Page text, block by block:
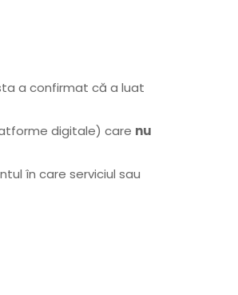
a confirmat că a luat
digitale) care nu
în care serviciul sau